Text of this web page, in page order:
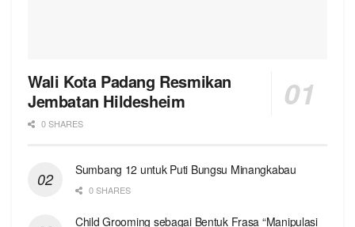
Wali Kota Padang Resmikan
Jembatan Hildesheim
0 SHARES
Sumbang 12 untuk Puti Bungsu Minangkabau
0 SHARES
Child Grooming sebagai Bentuk Frasa “Manipulasi